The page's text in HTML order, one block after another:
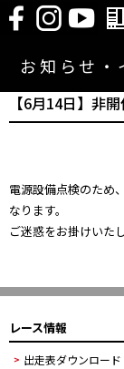
お知らせ・
【6月14日】非
電源設備点検のため
なります。
ご迷惑をお掛けいた
レース情報
出走表ダウンロード